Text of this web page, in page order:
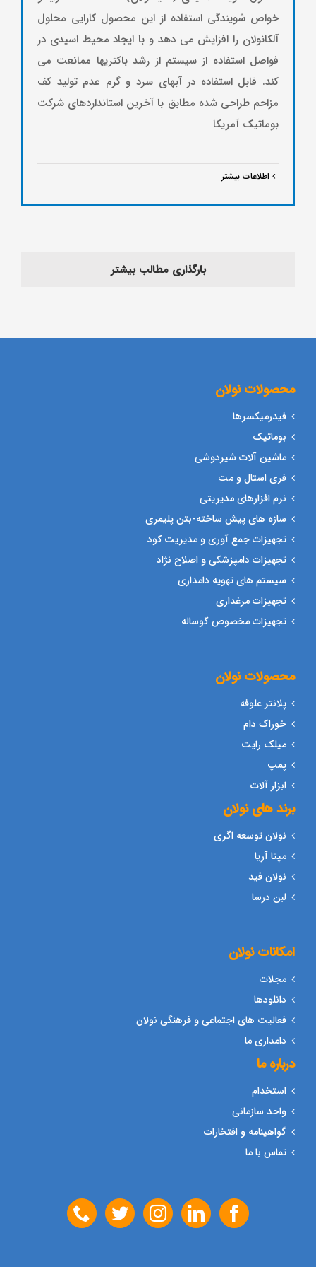
خواص شویندگی استفاده از این محصول کارایی محلول
آلکانولان را افزایش می­ دهد و با ایجاد محیط اسیدی در
فواصل استفاده از سیستم از رشد باکتری­ها ممانعت می
کند. قابل استفاده در آب­های سرد و گرم عدم تولید کف
مزاحم طراحی شده مطابق با آخرین استانداردهای شرکت
بوماتیک آمریکا
اطلاعات بیشتر
بارگذاری مطالب بیشتر
محصولات نولان
فیدرمیکسرها
بوماتیک
ماشین آلات شیردوشی
فری استال و مت
نرم افزارهای مدیریتی
سازه های پیش ساخته-بتن پلیمری
تجهیزات جمع آوری و مدیریت کود
تجهیزات دامپزشکی و اصلاح نژاد
سیستم های تهویه دامداری
تجهیزات مرغداری
تجهیزات مخصوص گوساله
محصولات نولان
پلانتر علوفه
خوراک دام
میلک رایت
پمپ
ابزار آلات
برند های نولان
نولان توسعه اگری
مپتا آریا
نولان فید
لبن درسا
امکانات نولان
مجلات
دانلودها
فعالیت های اجتماعی و فرهنگی نولان
دامداری ما
درباره ما
استخدام
واحد سازمانی
گواهینامه و افتخارات
تماس با ما